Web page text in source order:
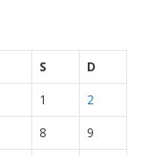
S
D
1
2
8
9